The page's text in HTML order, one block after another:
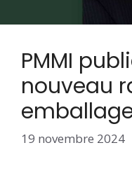
PMMI
nouveau
19 novembre 2024